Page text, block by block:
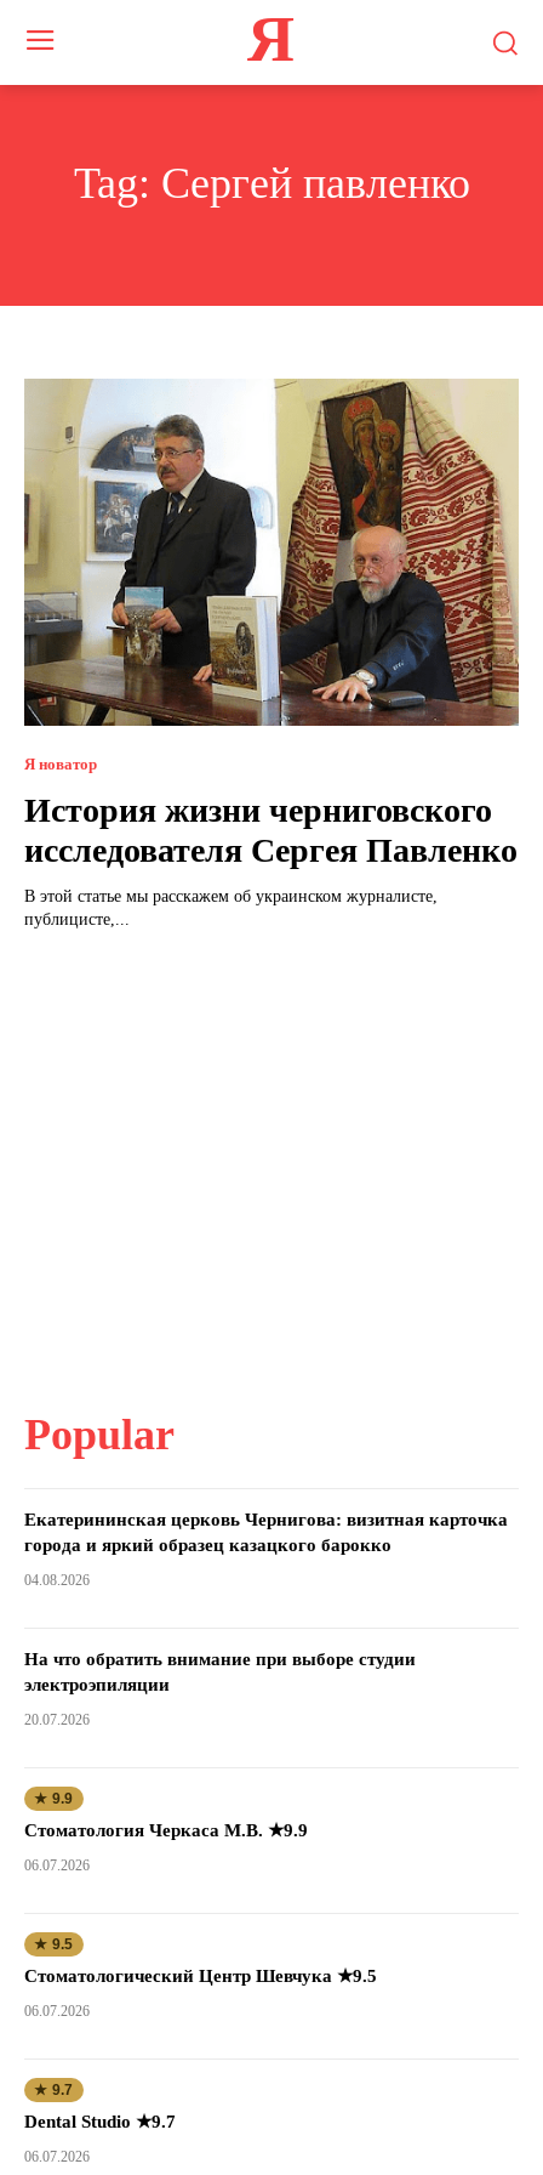
Я
Tag: Сергей павленко
Я новатор
История жизни черниговского
исследователя Сергея Павленко
В этой статье мы расскажем об украинском журналисте,
публицисте,...
Popular
Екатерининская церковь Чернигова: визитная карточка
города и яркий образец казацкого барокко
04.08.2026
На что обратить внимание при выборе студии
электроэпиляции
20.07.2026
★ 9.9
Стоматология Черкаса М.В. ★9.9
06.07.2026
★ 9.5
Стоматологический Центр Шевчука ★9.5
06.07.2026
★ 9.7
Dental Studio ★9.7
06.07.2026